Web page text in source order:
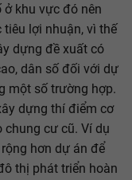
ở khu vực đó nên
lợi nhuận, vì thế
dựng đề xuất có
dân số đối với dự
một số trường hợp.
dựng thí điểm cơ
cư cũ. Ví dụ
hơn dự án để
thị phát triển hoàn